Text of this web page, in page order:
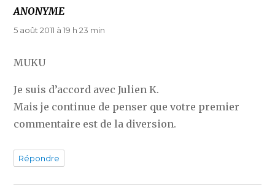
ANONYME
5 août 2011 à 19 h 23 min
MUKU
Je suis d’accord avec Julien K.
Mais je continue de penser que votre premier
commentaire est de la diversion.
Répondre